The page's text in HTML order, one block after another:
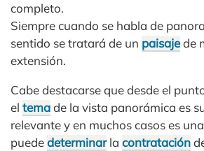
completo.
Siempre cuando se habla de
sentido se tratará de un paisajede
extensión.
Cabe destacarse que desde el
el temade la vista panorámica es
relevante y en muchos casos es
puededeterminarla contratación